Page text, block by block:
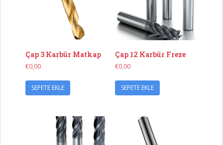
Çap 3 Karbür Matkap
€0,00
SEPETE EKLE
Çap 12 Karbür Freze
€0,00
SEPETE EKLE